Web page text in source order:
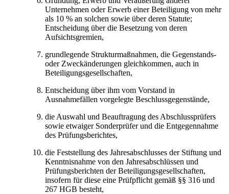
Unternehmen oder Erwerb einer Beteiligung von mehr
als 10 % an solchen sowie über deren Statute;
Entscheidung über die Besetzung von deren
Aufsichtsgremien,
grundlegende Strukturmaßnahmen, die Gegenstands-
oder Zweckänderungen gleichkommen, auch in
Beteiligungsgesellschaften,
Entscheidung über ihm vom Vorstand in
Ausnahmefällen vorgelegte Beschlussgegenstände,
die Auswahl und Beauftragung des Abschlussprüfers
sowie etwaiger Sonderprüfer und die Entgegennahme
des Prüfungsberichtes,
die Feststellung des Jahresabschlusses der Stiftung und
Kenntnisnahme von den Jahresabschlüssen und
Prüfungsberichten der Beteiligungsgesellschaften,
insofern für diese eine Prüfpflicht gemäß §§ 316 und
267 HGB besteht,